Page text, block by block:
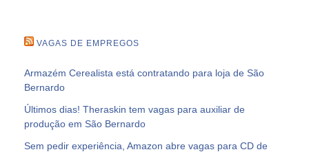
VAGAS DE EMPREGOS
Armazém Cerealista está contratando para loja de São
Bernardo
Últimos dias! Theraskin tem vagas para auxiliar de
produção em São Bernardo
Sem pedir experiência, Amazon abre vagas para CD de